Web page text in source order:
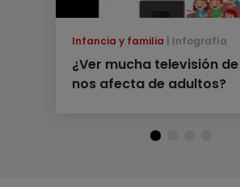
Infancia y familia Infografía
¿Ver mucha televisión
nos afecta de adultos?